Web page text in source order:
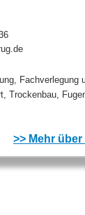
Fachverlegung
Trockenbau,
>> Mehr über